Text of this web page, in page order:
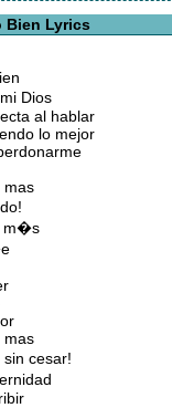
Bien Lyrics
Dios
al hablar
lo mejor
mas
m�s
mas
cesar!